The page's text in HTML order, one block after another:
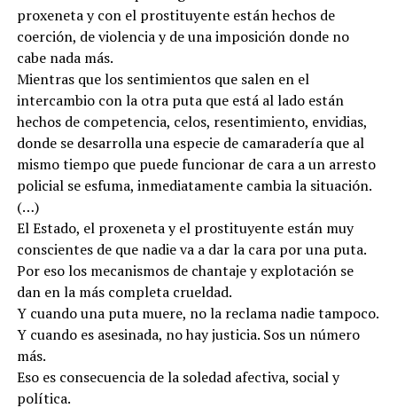
proxeneta y con el prostituyente están hechos de
coerción, de violencia y de una imposición donde no
cabe nada más.
Mientras que los sentimientos que salen en el
intercambio con la otra puta que está al lado están
hechos de competencia, celos, resentimiento, envidias,
donde se desarrolla una especie de camaradería que al
mismo tiempo que puede funcionar de cara a un arresto
policial se esfuma, inmediatamente cambia la situación.
(…)
El Estado, el proxeneta y el prostituyente están muy
conscientes de que nadie va a dar la cara por una puta.
Por eso los mecanismos de chantaje y explotación se
dan en la más completa crueldad.
Y cuando una puta muere, no la reclama nadie tampoco.
Y cuando es asesinada, no hay justicia. Sos un número
más.
Eso es consecuencia de la soledad afectiva, social y
política.